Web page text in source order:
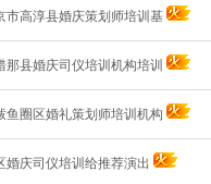
市高淳县婚庆策划师培训基
县婚庆司仪培训机构培训
鱼圈区婚礼策划师培训机构
庆司仪培训给推荐演出